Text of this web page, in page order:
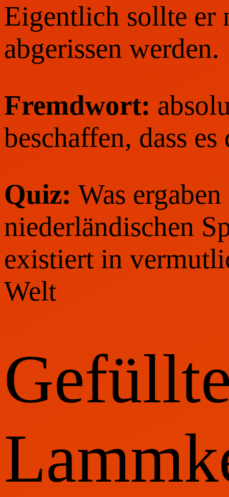
Eigentlich sollte er
abgerissen werden.
Fremdwort:
beschaffen, dass
Quiz: Was
niederländischen
existiert in
Welt